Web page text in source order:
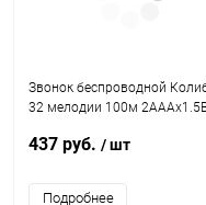
Звонок беспроводной
32 мелодии 100м
437 руб. / шт
Подробнее